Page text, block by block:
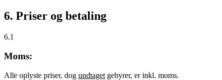
6. Priser og betaling
6.1
Moms:
Alle oplyste priser, dog undtaget gebyrer, er inkl. moms.